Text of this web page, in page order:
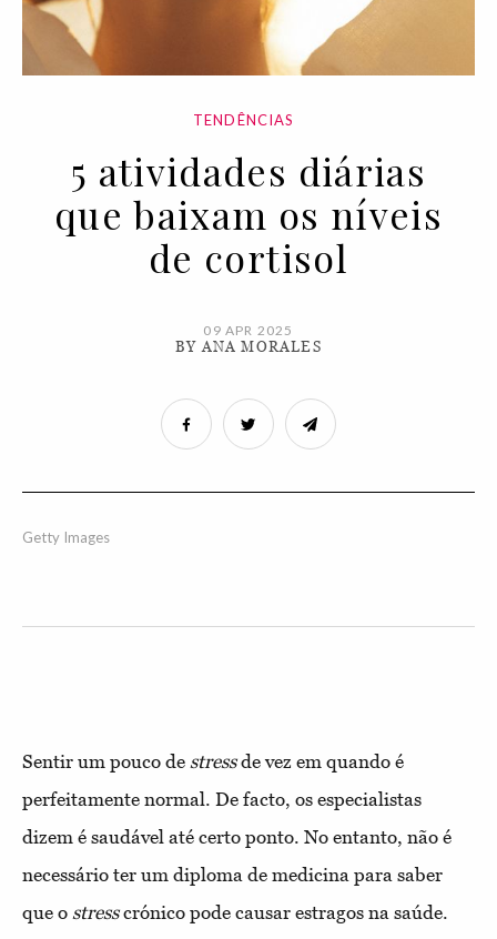
TENDÊNCIAS
5 atividades diárias
que baixam os níveis
de cortisol
09 APR 2025
BY ANA MORALES
Getty Images
Sentir um pouco de stressde vez em quando é
perfeitamente normal. De facto, os especialistas
dizem é saudável até certo ponto. No entanto, não é
necessário ter um diploma de medicina para saber
que o stresscrónico pode causar estragos na saúde.